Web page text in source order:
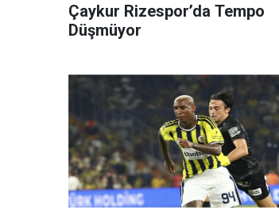
Çaykur Rizespor’da Tempo
Düşmüyor